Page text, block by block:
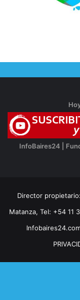
InfoBaires24 |
Director
Matanza, Tel: +54 11